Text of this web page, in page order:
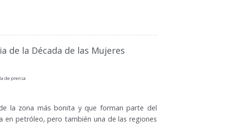
de la Década de las Mujeres
de prensa
la zona más bonita y que forman parte del
en petróleo, pero también una de las regiones